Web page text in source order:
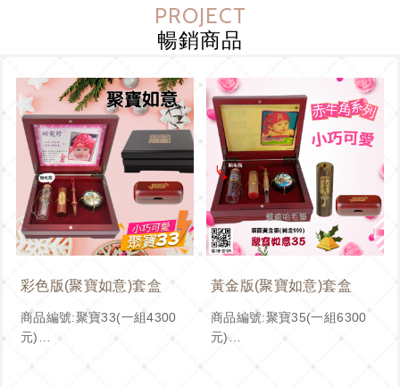
PROJECT
暢銷商品
彩色版(聚寶如意)套盒
商品編號:聚寶33(一組4300
元)
黃金版(聚寶如意)套盒
商品編號:聚寶35(一組6300
元)